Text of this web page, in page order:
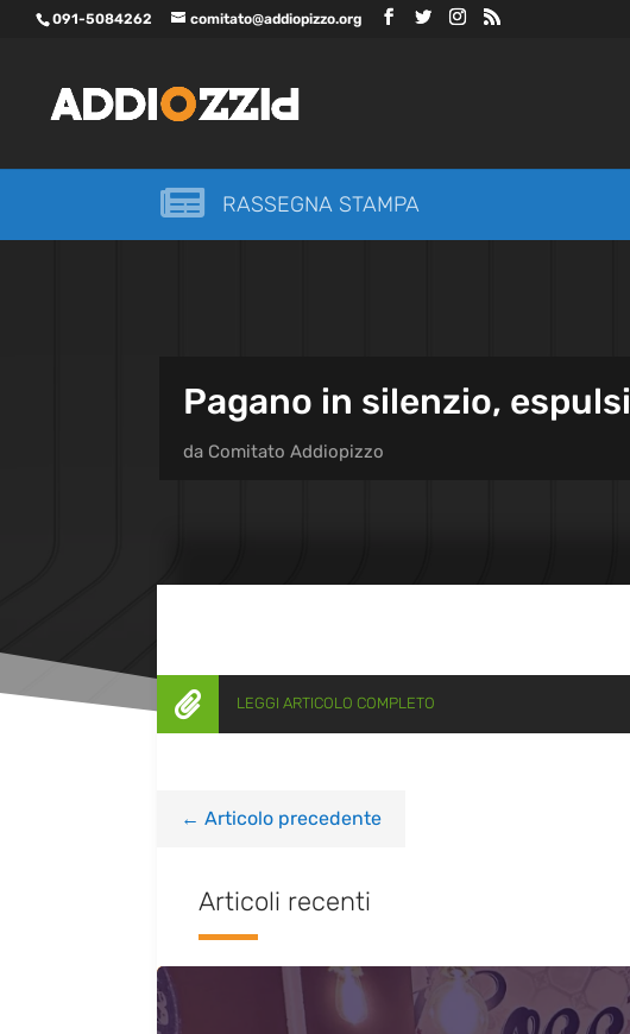
091-5084262 comitato@addiopizzo.org
 RASSEGNA STAMPA
Pagano in silenzio, espulsi
da Comitato Addiopizzo
 LEGGI ARTICOLO COMPLETO
← Articolo precedente
Articoli recenti